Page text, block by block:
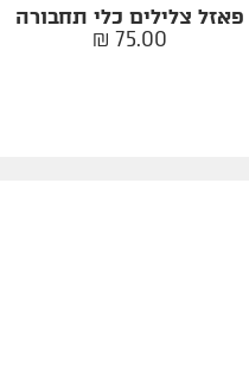
פאזל צלילים כלי תחבורה
75.00
₪